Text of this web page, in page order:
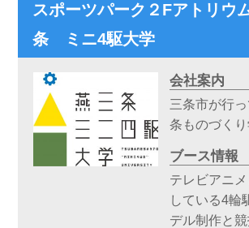
スポーツパーク２Fアトリ
条 ミニ4駆大学
会社案内
三条市が行
条ものづくり
ブース情報
テレビアニ
している4輪
デル制作と